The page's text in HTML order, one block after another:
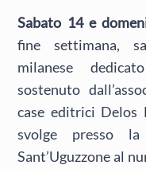
Sabato 14 e
fine settimana,
milanese
sostenuto
case editrici Delos
svolge presso
Sant’Uguzzone al